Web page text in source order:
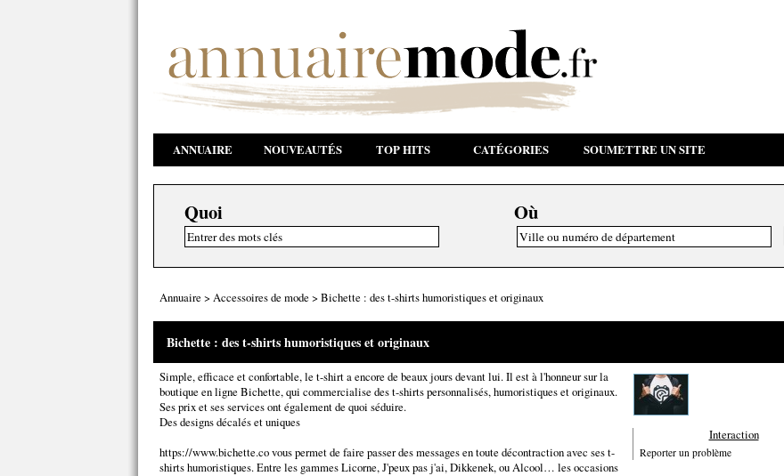
ANNUAIRE NOUVEAUTÉS TOP HITS CATÉGORIES SOUMETTRE UN SITE
Quoi Où
Annuaire > Accessoires de mode > Bichette : des t-shirts humoristiques et originaux
Bichette : des t-shirts humoristiques et originaux
Simple, efficace et confortable, le t-shirt a encore de beaux jours devant lui. Il est à l'honneur sur la
boutique en ligne Bichette, qui commercialise des t-shirts personnalisés, humoristiques et originaux.
Ses prix et ses services ont également de quoi séduire.
Des designs décalés et uniques
https://www.bichette.co vous permet de faire passer des messages en toute décontraction avec ses t-
shirts humoristiques. Entre les gammes Licorne, J'peux pas j'ai, Dikkenek, ou Alcool… les occasions
Interaction
Reporter un problème